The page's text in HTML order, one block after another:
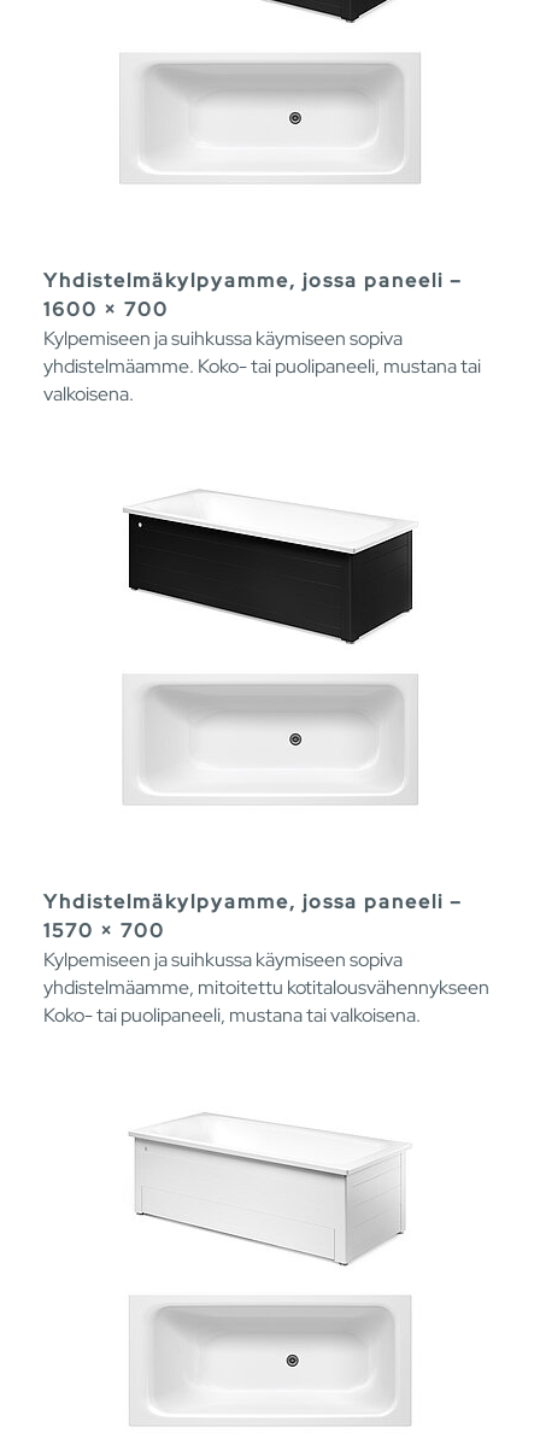
Yhdistelmäkylpyamme, jossa paneeli –
1600 × 700
Kylpemiseen ja suihkussa käymiseen sopiva
yhdistelmäamme. Koko- tai puolipaneeli, mustana tai
valkoisena.
Yhdistelmäkylpyamme, jossa paneeli –
1570 × 700
Kylpemiseen ja suihkussa käymiseen sopiva
yhdistelmäamme, mitoitettu kotitalousvähennykseen
Koko- tai puolipaneeli, mustana tai valkoisena.